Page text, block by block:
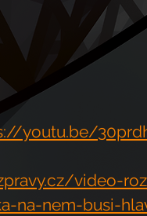
youtu.be/
video-
na-nem-busi-